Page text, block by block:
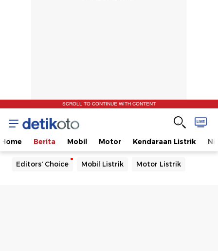
SCROLL TO CONTINUE WITH CONTENT
Home Berita Mobil Motor Kendaraan Listrik
Editors' Choice Mobil Listrik Motor Listrik